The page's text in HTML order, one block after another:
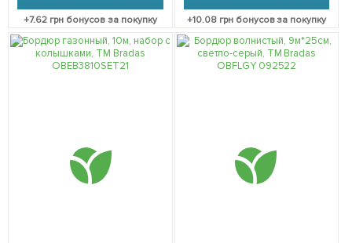
+7.62 грн бонусов за покупку +10.08грн бонусов за покупку